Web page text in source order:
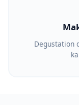
Degustation